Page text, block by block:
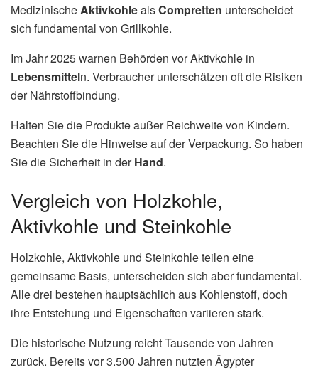
Medizinische AktivkohlealsCompretten unterscheidet
sich fundamental von Grillkohle.
Im Jahr 2025 warnen Behörden vor Aktivkohle in
Lebensmitteln. Verbraucher unterschätzen oft die Risiken
der Nährstoffbindung.
Halten Sie die Produkte außer Reichweite von Kindern.
Beachten Sie die Hinweise auf der Verpackung. So haben
Sie die Sicherheit in derHand.
Vergleich von Holzkohle,
Aktivkohle und Steinkohle
Holzkohle, Aktivkohle und Steinkohle teilen eine
gemeinsame Basis, unterscheiden sich aber fundamental.
Alle drei bestehen hauptsächlich aus Kohlenstoff, doch
ihre Entstehung und Eigenschaften variieren stark.
Die historische Nutzung reicht Tausende von Jahren
zurück. Bereits vor 3.500 Jahren nutzten Ägypter